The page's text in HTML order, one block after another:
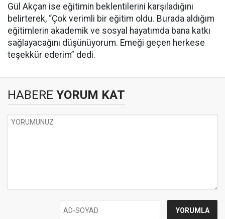
Gül Akçan ise eğitimin beklentilerini karşıladığını
belirterek, “Çok verimli bir eğitim oldu. Burada aldığım
eğitimlerin akademik ve sosyal hayatımda bana katkı
sağlayacağını düşünüyorum. Emeği geçen herkese
teşekkür ederim” dedi.
HABERE YORUM KAT